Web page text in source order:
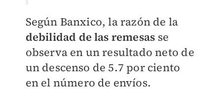
Según Banxico, la razón de la
debilidad de las remesas se
observa en un resultado neto de
un descenso de 5.7 por ciento
en el número de envíos.